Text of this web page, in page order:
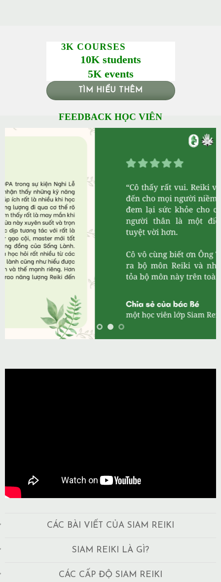
3K COURSES
10K students
5K events
TÌM HIỂU THÊM
FEEDBACK HỌC VIÊN
CÁC BÀI VIẾT CỦA SIAM REIKI
SIAM REIKI LÀ GÌ?
CÁC CẤP ĐỘ SIAM REIKI